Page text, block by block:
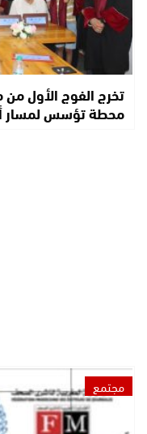
تخرج الفوج الأول من
محطة تؤسس لمسار
مجتمع